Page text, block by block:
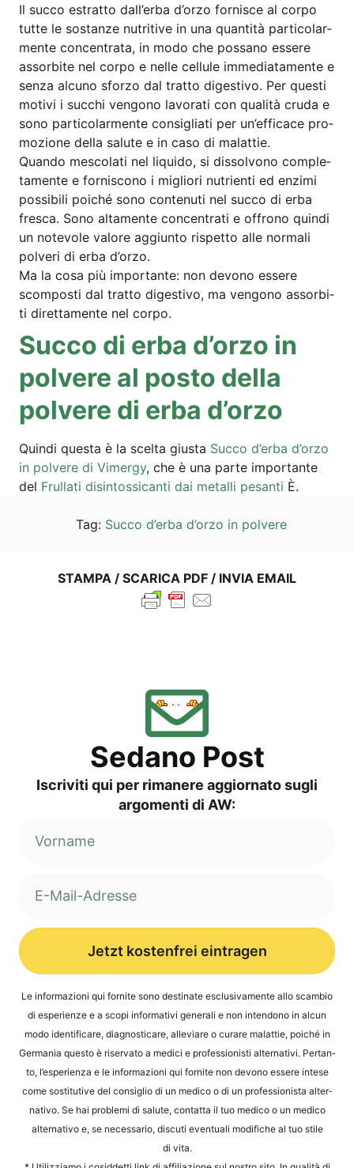
Il suc­co estrat­to dal­l’er­ba d’or­zo for­nis­ce al cor­po
tut­te le sostan­ze nut­ri­ti­ve in una quan­ti­tà par­ti­co­lar­
men­te con­cen­tra­ta, in modo che poss­a­no esse­re
ass­or­bi­te nel cor­po e nel­le cel­lu­le imme­dia­ta­men­te e
sen­za alcu­no sfor­zo dal trat­to diges­tivo. Per ques­ti
moti­vi i suc­chi ven­go­no lavo­ra­ti con qua­li­tà cru­da e
sono par­ti­co­lar­men­te con­si­glia­ti per un’ef­fi­cace pro­
mo­zio­ne del­la salu­te e in caso di malat­tie.
Quan­do mes­co­la­ti nel liqui­do, si dis­sol­vo­no com­ple­
ta­men­te e for­nis­co­no i miglio­ri nut­ri­en­ti ed enzi­mi
pos­si­bi­li poi­ché sono con­te­nuti nel suc­co di erba
fre­s­ca. Sono alt­a­men­te con­cen­tra­ti e off­ro­no quin­di
un note­vo­le valo­re aggiunto ris­pet­to alle nor­ma­li
pol­veri di erba d’orzo.
Ma la cosa più importan­te: non devo­no esse­re
scom­pos­ti dal trat­to diges­tivo, ma ven­go­no ass­or­bi­
ti dirett­amen­te nel corpo.
Suc­co di erba d’or­zo in
pol­vere al pos­to del­la
pol­vere di erba d’orzo
Quin­di ques­ta è la scel­ta gius­ta Suc­co d’er­ba d’or­zo
in pol­vere di Vimer­gy, che è una par­te importan­te
del Frul­la­ti disin­tos­si­can­ti dai metal­li pesan­ti È.
Tag: Suc­co d’er­ba d’or­zo in polvere
STAM­PA / SCA­RI­CA PDF / INVIA EMAIL
Sed­a­no Post
Iscri­vi­ti qui per rima­ne­re aggior­na­to sug­li
argo­men­ti di AW:
Jetzt kostenfrei eintragen
Le infor­ma­zio­ni qui for­ni­te sono desti­na­te esclu­si­v­a­men­te allo scam­bio
di espe­ri­en­ze e a sco­pi infor­ma­ti­vi gene­ra­li e non inten­do­no in alcun
modo iden­ti­fi­ca­re, dia­gno­sti­ca­re, alle­vi­a­re o cura­re malat­tie, poi­ché in
Ger­ma­nia ques­to è riser­va­to a medi­ci e pro­fes­sio­nis­ti alter­na­ti­vi. Per­tan­
to, l’e­s­pe­ri­en­za e le infor­ma­zio­ni qui for­ni­te non devo­no esse­re inte­se
come sosti­tu­ti­ve del con­siglio di un med­ico o di un pro­fes­sio­nis­ta alter­
na­tivo. Se hai pro­ble­mi di salu­te, contat­ta il tuo med­ico o un med­ico
alter­na­tivo e, se neces­sa­rio, dis­cu­ti even­tua­li modi­fi­che al tuo sti­le
di vita.